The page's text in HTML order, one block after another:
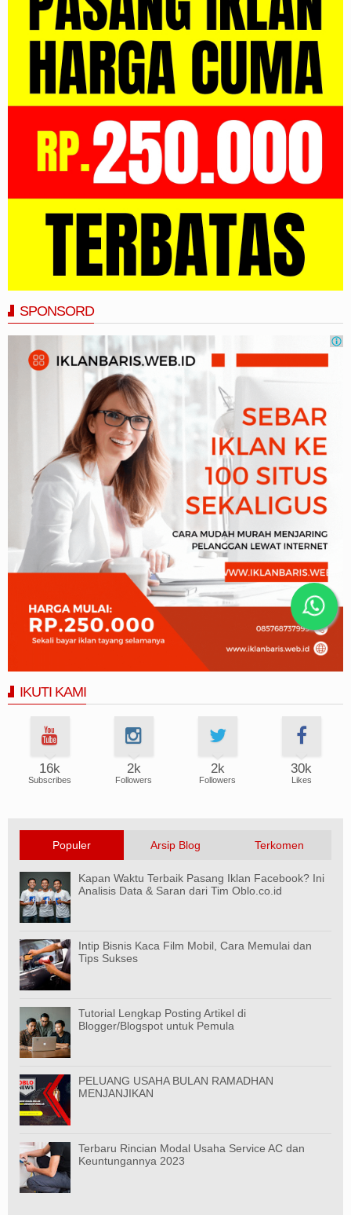
SPONSORD
IKUTI KAMI
16k
Subscribes
2k
Followers
2k
Followers
30k
Likes
Populer Arsip Blog Terkomen
Kapan Waktu Terbaik Pasang Iklan Facebook? Ini
Analisis Data & Saran dari Tim Oblo.co.id
Intip Bisnis Kaca Film Mobil, Cara Memulai dan
Tips Sukses
Tutorial Lengkap Posting Artikel di
Blogger/Blogspot untuk Pemula
PELUANG USAHA BULAN RAMADHAN
MENJANJIKAN
Terbaru Rincian Modal Usaha Service AC dan
Keuntungannya 2023